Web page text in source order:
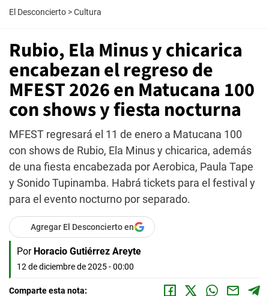
El Desconcierto >Cultura
Rubio, Ela Minus y chicarica
encabezan el regreso de
MFEST 2026 en Matucana 100
con shows y fiesta nocturna
MFEST regresará el 11 de enero a Matucana 100
con shows de Rubio, Ela Minus y chicarica, además
de una fiesta encabezada por Aerobica, Paula Tape
y Sonido Tupinamba. Habrá tickets para el festival y
para el evento nocturno por separado.
Agregar El Desconcierto en
Por Horacio Gutiérrez Areyte
12 de diciembre de 2025 - 00:00
Comparte esta nota: